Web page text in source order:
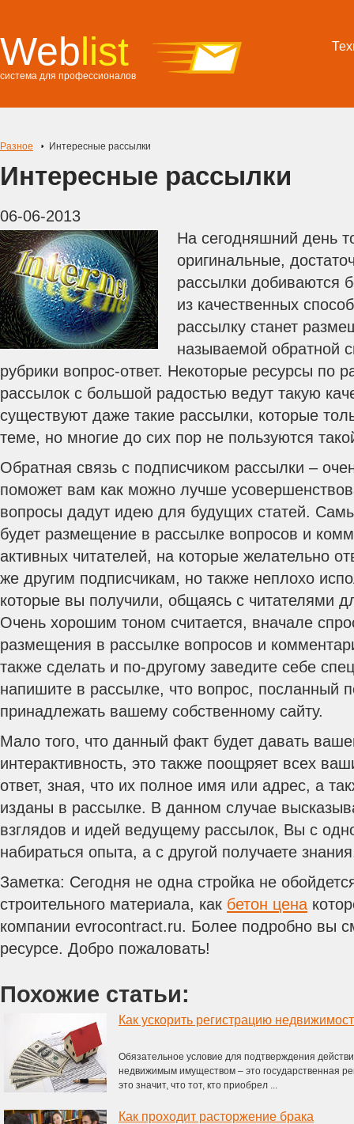
Weblist
система для профессионалов
Разное Интересные рассылки
Интересные рассылки
06-06-2013
На сегодняшний день
оригинальные,
рассылки добиваются
из качественных
рассылку станет
называемой обратной
рубрики вопрос-ответ. Некоторые ресурсы по
рассылок с большой радостью ведут такую
существуют даже такие рассылки, которые
теме, но многие до сих пор не пользуются
Обратная связь с подписчиком рассылки –
поможет вам как можно лучше
вопросы дадут идею для будущих статей.
будет размещение в рассылке вопросов и
активных читателей, на которые желательно
же другим подписчикам, но также неплохо
которые вы получили, общаясь с читателями
Очень хорошим тоном считается, вначале
размещения в рассылке вопросов и
также сделать и по-другому заведите себе
напишите в рассылке, что вопрос, посланный
принадлежать вашему собственному сайту.
Мало того, что данный факт будет давать
интерактивность, это также поощряет всех
ответ, зная, что их полное имя или адрес, а
изданы в рассылке. В данном случае
взглядов и идей ведущему рассылок, Вы с
набираться опыта, а с другой получаете
Заметка: Сегодня не одна стройка не
строительного материала, как бетон цена
компании evrocontract.ru. Более подробно вы
ресурсе. Добро пожаловать!
Похожие статьи:
Как ускорить регистрацию
Обязательное условие для подтверждения
недвижимым имуществом – это государственная
это значит, что тот, кто приобрел ...
Как проходит расторжение брака